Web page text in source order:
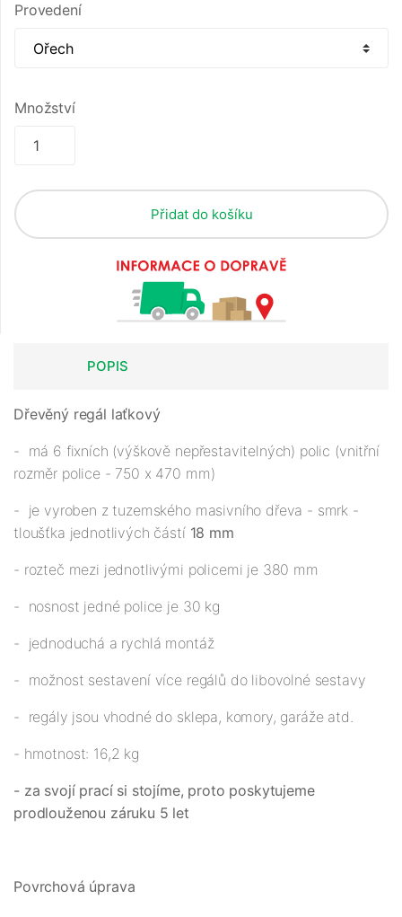
Provedení
Množství
Přidat do košíku
POPIS
Dřevěný regál laťkový
- má 6 fixních (výškově nepřestavitelných) polic (vnitřní
rozměr police - 750 x 470 mm)
- je vyroben z tuzemského masivního dřeva - smrk -
tloušťka jednotlivých částí 18 mm
- rozteč mezi jednotlivými policemi je 380 mm
- nosnost jedné police je 30 kg
- jednoduchá a rychlá montáž
- možnost sestavení více regálů do libovolné sestavy
- regály jsou vhodné do sklepa, komory, garáže atd.
- hmotnost: 16,2 kg
- za svojí prací si stojíme, proto poskytujeme
prodlouženou záruku 5 let
Povrchová úprava